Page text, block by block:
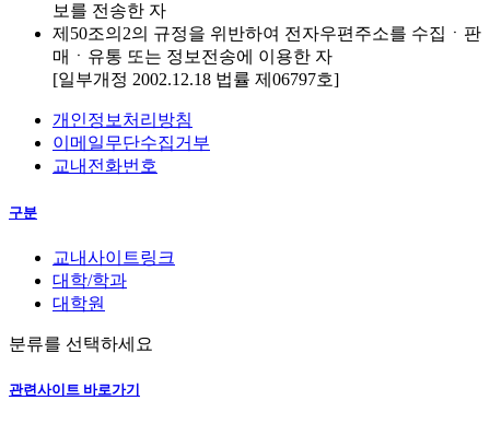
보를 전송한 자
제50조의2의 규정을 위반하여 전자우편주소를 수집ㆍ판
매ㆍ유통 또는 정보전송에 이용한 자
[일부개정 2002.12.18 법률 제06797호]
개인정보처리방침
이메일무단수집거부
교내전화번호
구분
교내사이트링크
대학/학과
대학원
분류를 선택하세요
관련사이트 바로가기